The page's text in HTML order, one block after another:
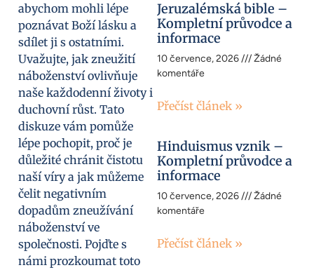
abychom mohli lépe
poznávat Boží lásku a
sdílet ji s ostatními.
Uvažujte, jak zneužití
náboženství ovlivňuje
naše každodenní životy i
duchovní růst. Tato
diskuze vám pomůže
lépe pochopit, proč je
důležité chránit čistotu
naší víry a jak můžeme
čelit negativním
dopadům zneužívání
náboženství ve
společnosti. Pojďte s
námi prozkoumat toto
Jeruzalémská bible –
Kompletní průvodce a
informace
10 července, 2026
Žádné
komentáře
Přečíst článek »
Hinduismus vznik –
Kompletní průvodce a
informace
10 července, 2026
Žádné
komentáře
Přečíst článek »